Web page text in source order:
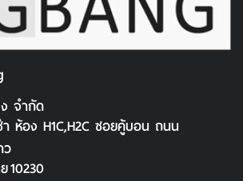
จำกัด
า ห้อง H1C,H2C ซอยคู้บอน ถนน
10230